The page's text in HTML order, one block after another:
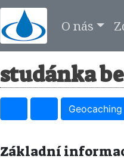
O nás
studánka
Geocaching
Základní